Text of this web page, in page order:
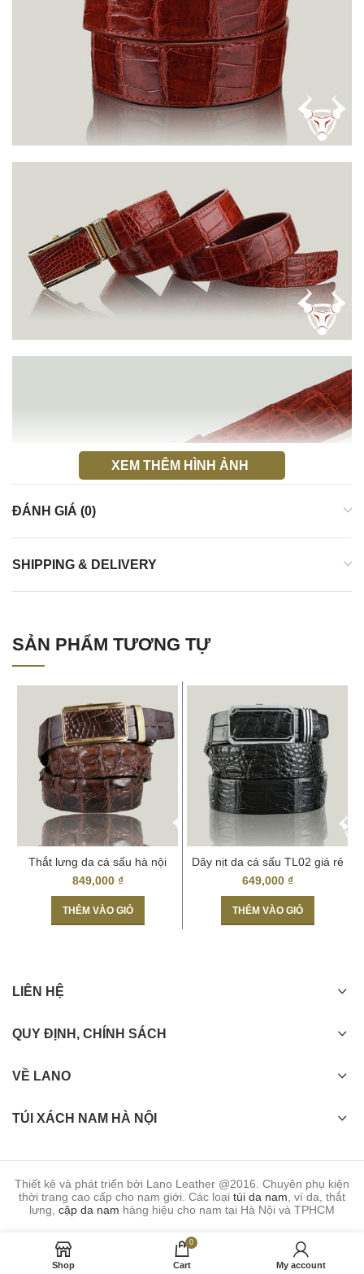
XEM THÊM HÌNH ẢNH
ĐÁNH GIÁ (0)
SHIPPING & DELIVERY
SẢN PHẨM TƯƠNG TỰ
Thắt lưng da cá sấu hà nội
TL07 giá rẻ
849,000 ₫
THÊM VÀO GIỎ
Dây nịt da cá sấu TL02 giá rẻ
tphcm
649,000 ₫
THÊM VÀO GIỎ
LIÊN HỆ
QUY ĐỊNH, CHÍNH SÁCH
VỀ LANO
TÚI XÁCH NAM HÀ NỘI
Thiết kê và phát triển bởi Lano Leather @2016. Chuyên phụ kiện
thời trang cao cấp cho nam giới. Các loại túi da nam , ví da, thắt
lưng, cặp da nam hàng hiệu cho nam tại Hà Nội và TPHCM
Shop
0
Cart My account